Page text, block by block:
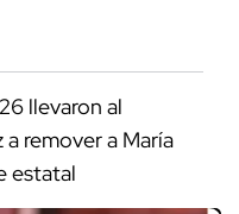
llevaron al
remover a María
estatal